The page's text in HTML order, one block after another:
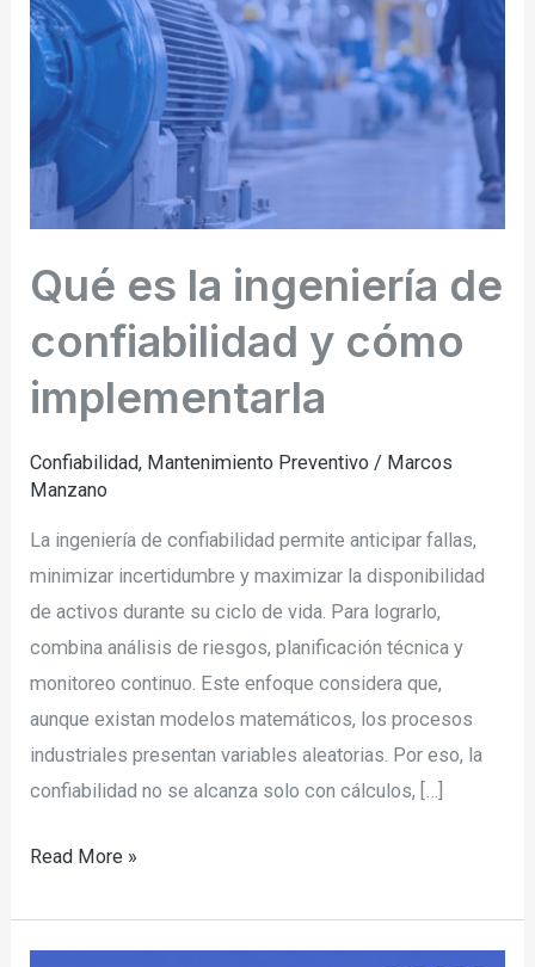
Qué es la ingeniería de
confiabilidad y cómo
implementarla
Confiabilidad, Mantenimiento Preventivo / Marcos
Manzano
La ingeniería de confiabilidad permite anticipar fallas,
minimizar incertidumbre y maximizar la disponibilidad
de activos durante su ciclo de vida. Para lograrlo,
combina análisis de riesgos, planificación técnica y
monitoreo continuo. Este enfoque considera que,
aunque existan modelos matemáticos, los procesos
industriales presentan variables aleatorias. Por eso, la
confiabilidad no se alcanza solo con cálculos, […]
ingeniería
de
confiabilidad
y
cómo
implementarla
Read More »